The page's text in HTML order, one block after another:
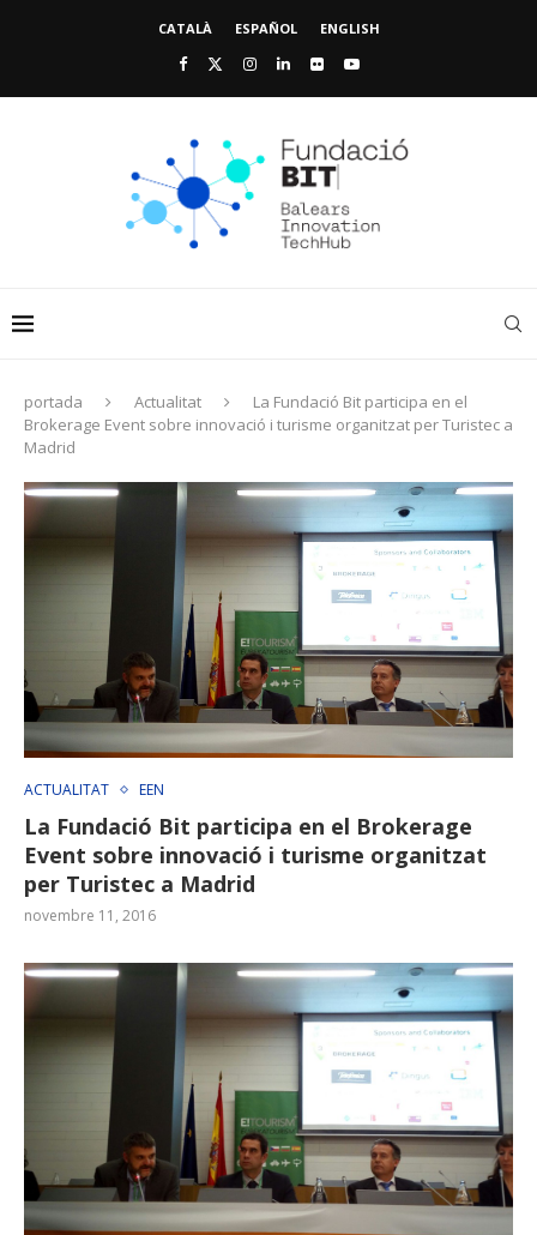
CATALÀ ESPAÑOL ENGLISH
portada Actualitat
La Fundació Bit participa en el
Brokerage Event sobre innovació i turisme organitzat per Turistec a
Madrid
ACTUALITAT EEN
La Fundació Bit participa en el Brokerage
Event sobre innovació i turisme organitzat
per Turistec a Madrid
novembre 11, 2016